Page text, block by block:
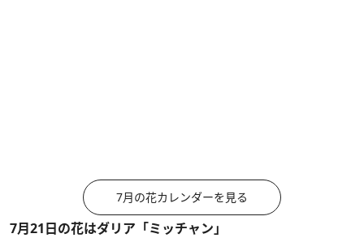
7月の花カレンダーを見る
7月21日の花はダリア「ミッチャン」